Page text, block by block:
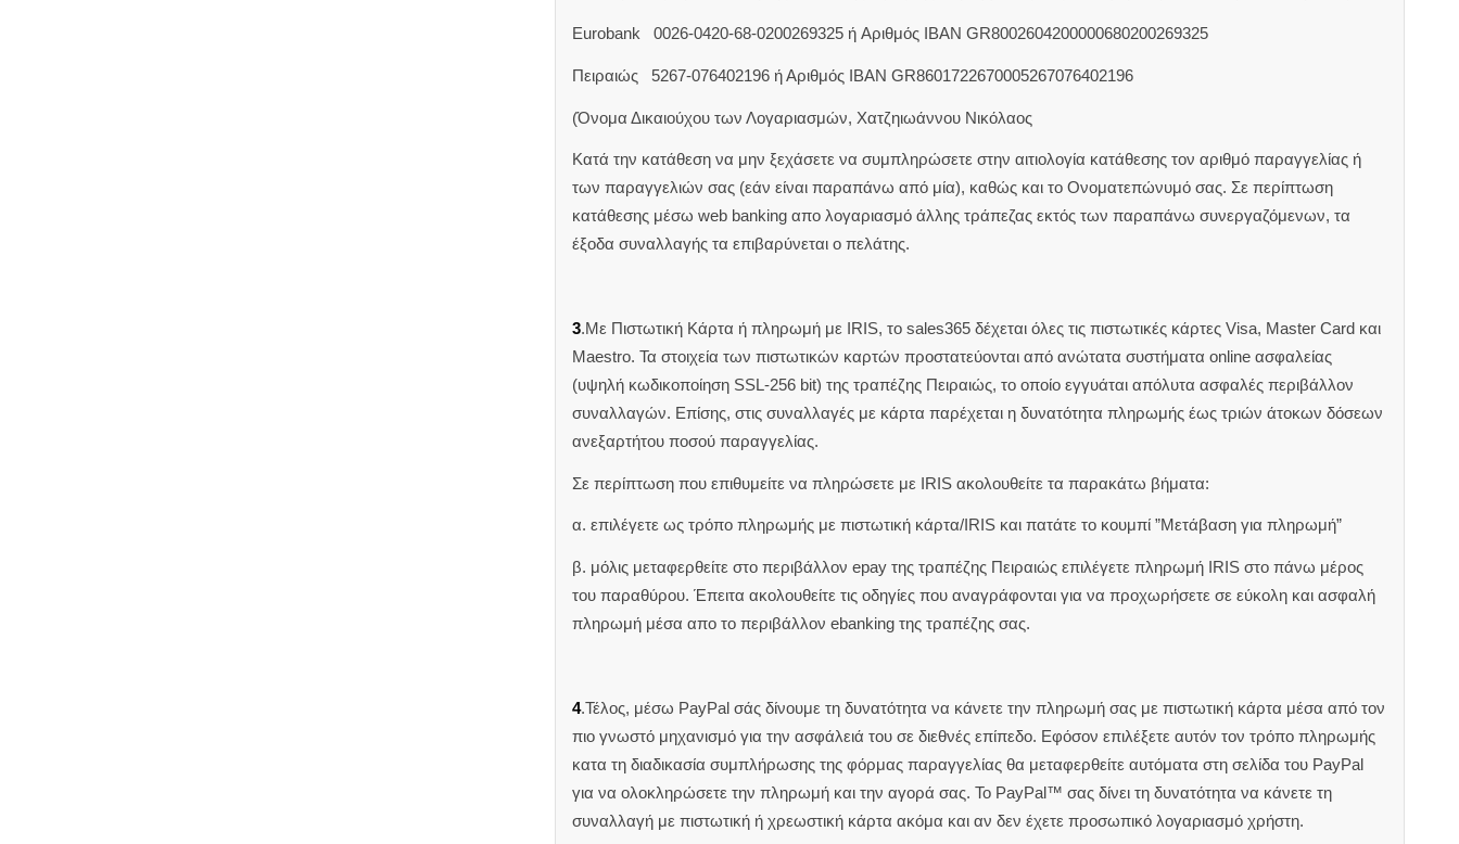
Eurobank 0026-0420-68-0200269325 ή Aριθμός IBAN GR8002604200000680200269325
Πειραιώς 5267-076402196 ή Αριθμός IBAN GR8601722670005267076402196
(Όνομα Δικαιούχου των Λογαριασμών, Χατζηιωάννου Νικόλαος
Κατά την κατάθεση να μην ξεχάσετε να συμπληρώσετε στην αιτιολογία κατάθεσης τον αριθμό παραγγελίας ή
των παραγγελιών σας (εάν είναι παραπάνω από μία), καθώς και το Ονοματεπώνυμό σας. Σε περίπτωση
κατάθεσης μέσω web banking απο λογαριασμό άλλης τράπεζας εκτός των παραπάνω συνεργαζόμενων, τα
έξοδα συναλλαγής τα επιβαρύνεται ο πελάτης.
3.Με Πιστωτική Κάρτα ή πληρωμή με IRIS, το sales365 δέχεται όλες τις πιστωτικές κάρτες Visa, Master Card και
Maestro. Τα στοιχεία των πιστωτικών καρτών προστατεύονται από ανώτατα συστήματα online ασφαλείας
(υψηλή κωδικοποίηση SSL-256 bit) της τραπέζης Πειραιώς, το οποίο εγγυάται απόλυτα ασφαλές περιβάλλον
συναλλαγών. Επίσης, στις συναλλαγές με κάρτα παρέχεται η δυνατότητα πληρωμής έως τριών άτοκων δόσεων
ανεξαρτήτου ποσού παραγγελίας.
Σε περίπτωση που επιθυμείτε να πληρώσετε με IRIS ακολουθείτε τα παρακάτω βήματα:
α. επιλέγετε ως τρόπο πληρωμής με πιστωτική κάρτα/IRIS και πατάτε το κουμπί ”Μετάβαση για πληρωμή”
β. μόλις μεταφερθείτε στο περιβάλλον epay της τραπέζης Πειραιώς επιλέγετε πληρωμή IRIS στο πάνω μέρος
του παραθύρου. Έπειτα ακολουθείτε τις οδηγίες που αναγράφονται για να προχωρήσετε σε εύκολη και ασφαλή
πληρωμή μέσα απο το περιβάλλον ebanking της τραπέζης σας.
4.Τέλος, μέσω PayPal σάς δίνουμε τη δυνατότητα να κάνετε την πληρωμή σας με πιστωτική κάρτα μέσα από τον
πιο γνωστό μηχανισμό για την ασφάλειά του σε διεθνές επίπεδο. Εφόσον επιλέξετε αυτόν τον τρόπο πληρωμής
κατα τη διαδικασία συμπλήρωσης της φόρμας παραγγελίας θα μεταφερθείτε αυτόματα στη σελίδα του PayPal
για να ολοκληρώσετε την πληρωμή και την αγορά σας. Το PayPal™ σας δίνει τη δυνατότητα να κάνετε τη
συναλλαγή με πιστωτική ή χρεωστική κάρτα ακόμα και αν δεν έχετε προσωπικό λογαριασμό χρήστη.